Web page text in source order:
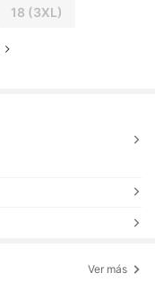
18 (3XL)
Ver más